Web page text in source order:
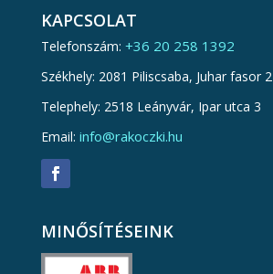
KAPCSOLAT
Telefonszám: +36 20 258 1392
Székhely: 2081 Piliscsaba, Juhar fasor 2
Telephely: 2518 Leányvár, Ipar utca 3
Email: info@rakoczki.hu
MINŐSÍTÉSEINK